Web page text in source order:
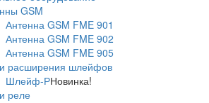
GSM
Антенна GSM FME 901
Антенна GSM FME 902
Антенна GSM FME 905
расширения шлейфов
Шлейф-РНовинка!
реле